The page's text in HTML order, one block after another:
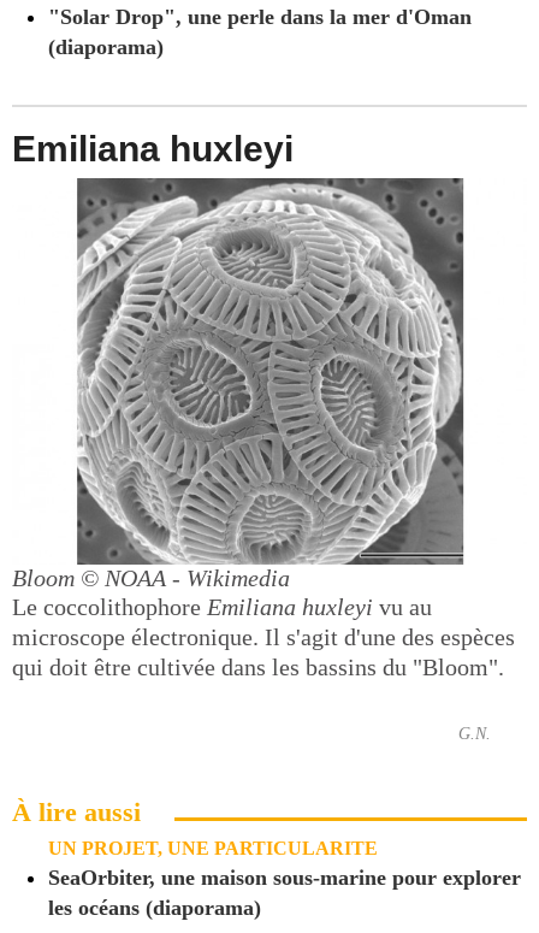
"Solar Drop", une perle dans la mer d'Oman
(diaporama)
Emiliana huxleyi
Bloom © NOAA - Wikimedia
Le coccolithophore Emiliana huxleyi vu au
microscope électronique. Il s'agit d'une des espèces
qui doit être cultivée dans les bassins du "Bloom".
G.N.
À lire aussi
UN PROJET, UNE PARTICULARITE
SeaOrbiter, une maison sous-marine pour explorer
les océans (diaporama)